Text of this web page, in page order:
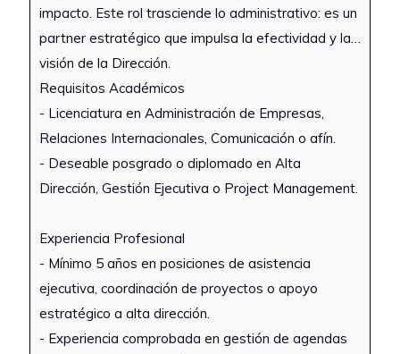
impacto. Este rol trasciende lo administrativo: es un
partner estratégico que impulsa la efectividad y la
visión de la Dirección.
Requisitos Académicos
- Licenciatura en Administración de Empresas,
Relaciones Internacionales, Comunicación o afín.
- Deseable posgrado o diplomado en Alta
Dirección, Gestión Ejecutiva o Project Management.
Experiencia Profesional
- Mínimo 5 años en posiciones de asistencia
ejecutiva, coordinación de proyectos o apoyo
estratégico a alta dirección.
- Experiencia comprobada en gestión de agendas